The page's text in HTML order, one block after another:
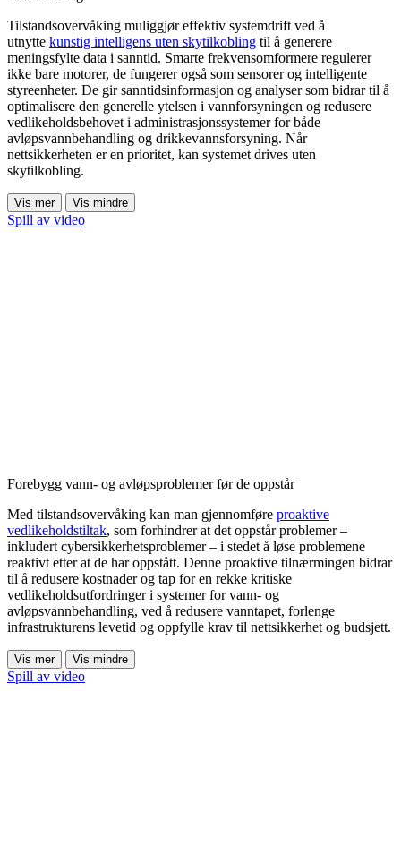
Tilstandsovervåking muliggjør effektiv systemdrift ved å
utnytte kunstig intelligens uten skytilkobling til å generere
meningsfylte data i sanntid. Smarte frekvensomformere regulerer
ikke bare motorer, de fungerer også som sensorer og intelligente
styreenheter. De gir sanntidsinformasjon og analyser som bidrar til å
optimalisere den generelle ytelsen i vannforsyningen og redusere
vedlikeholdsbehovet i administrasjonssystemer for både
avløpsvannbehandling og drikkevannsforsyning. Når
nettsikkerheten er en prioritet, kan systemet drives uten
skytilkobling.
Vis mer Vis mindre
Spill av video
Forebygg vann- og avløpsproblemer før de oppstår
Med tilstandsovervåking kan man gjennomføre proaktive
vedlikeholdstiltak, som forhindrer at det oppstår problemer –
inkludert cybersikkerhetsproblemer – i stedet å løse problemene
reaktivt etter at de har oppstått. Denne proaktive tilnærmingen bidrar
til å redusere kostnader og tap for en rekke kritiske
vedlikeholdsutfordringer i systemer for vann- og
avløpsvannbehandling, ved å redusere vanntapet, forlenge
infrastrukturens levetid og oppfylle krav til nettsikkerhet og budsjett.
Vis mer Vis mindre
Spill av video